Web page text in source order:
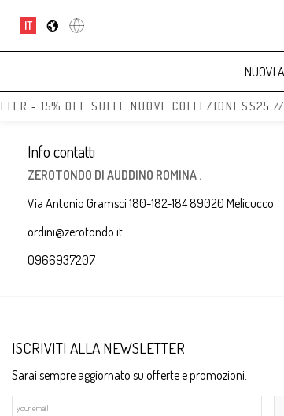
IT
NUOVI
- 15% OFF SULLE NUOVE COLLEZIONI
Info contatti
ZEROTONDO DI AUDDINO ROMINA .
Via Antonio Gramsci 180-182-184 89020 Melicucco
ordini@zerotondo.it
0966937207
ISCRIVITI ALLA NEWSLETTER
Sarai sempre aggiornato su offerte e promozioni.